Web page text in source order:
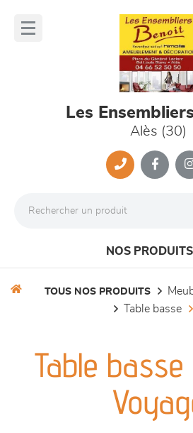
Les
Alès (30)
NOS PRODUITS
séjours
meubles de complément
TOUS NOS PRODUITS
table basse
Table